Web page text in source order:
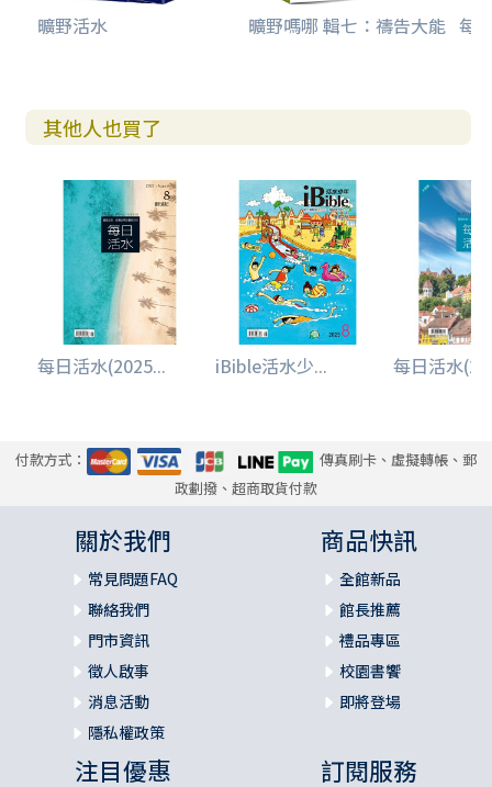
曠野活水 曠野嗎哪 輯七：禱告大能 每
其他人也買了
每日活水(2025... iBible活水少... 每日活水
付款方式：
傳真刷卡、虛擬轉帳、郵
政劃撥、超商取貨付款
關於我們
常見問題FAQ
聯絡我們
門市資訊
徵人啟事
消息活動
隱私權政策
商品快訊
全館新品
館長推薦
禮品專區
校園書饗
即將登場
注目優惠 訂閱服務